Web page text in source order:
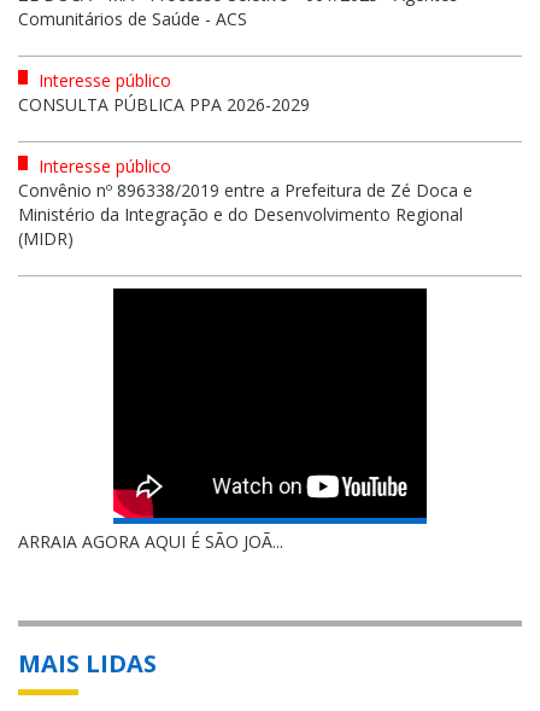
Comunitários de Saúde - ACS
Interesse público
CONSULTA PÚBLICA PPA 2026-2029
Interesse público
Convênio nº 896338/2019 entre a Prefeitura de Zé Doca e
Ministério da Integração e do Desenvolvimento Regional
(MIDR)
ABERTURA DA COPA VALBER COSTA ...
MAIS LIDAS